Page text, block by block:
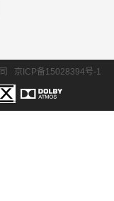
京ICP备15028394号-1